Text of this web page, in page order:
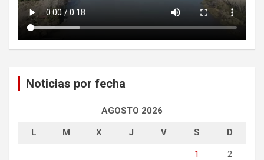
Noticias por fecha
AGOSTO 2026
L M X J V S D
1 2